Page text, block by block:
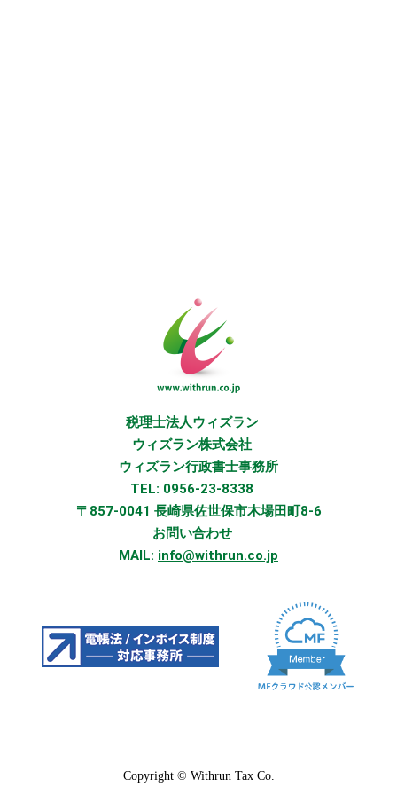
税理士法人ウィズラン
ウィズラン株式会社
ウィズラン行政書士事務所
TEL: 0956-23-8338
〒857-0041 長崎県佐世保市木場田町8-6
お問い合わせ
MAIL: info@withrun.co.jp
Copyright © Withrun Tax Co.